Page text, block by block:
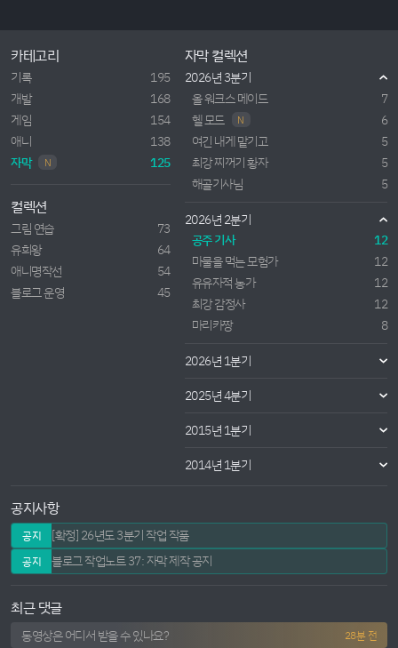
카테고리
기록
195
개발
168
게임
154
애니
138
자막
N 125
컬렉션
그림 연습
73
유희왕
64
애니명작선
54
블로그 운영
45
자막 컬렉션
2026년 3분기
올 워크스 메이드
7
헬 모드
N
6
여긴 내게 맡기고
5
최강 찌꺼기 황자
5
해골기사님
5
2026년 2분기
공주 기사
12
마물을 먹는 모험가
12
유유자적 농가
12
최강 감정사
12
마리카짱
8
2026년 1분기
2025년 4분기
2015년 1분기
2014년 1분기
공지사항
공지 [확정] 26년도 3분기 작업 작품
공지 블로그 작업노트 37: 자막 제작 공지
최근 댓글
동영상은 어디서 받을 수 있나요? 28분 전